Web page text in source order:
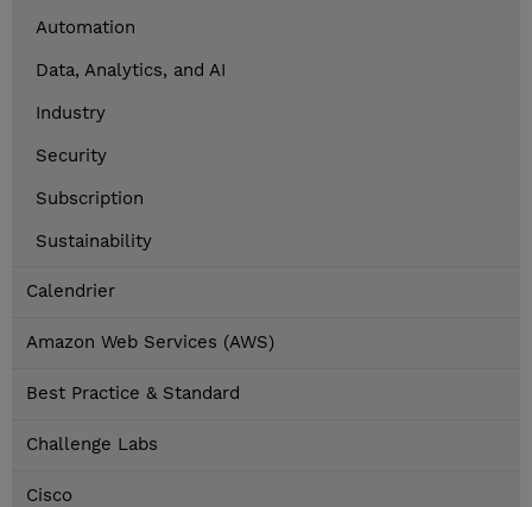
Automation
Data, Analytics, and AI
Industry
Security
Subscription
Sustainability
Calendrier
Amazon Web Services (AWS)
Best Practice & Standard
Challenge Labs
Cisco